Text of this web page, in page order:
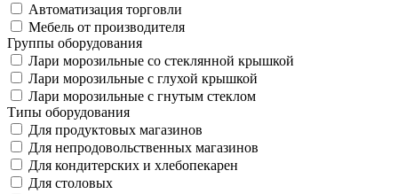
Автоматизация торговли
Мебель от производителя
Группы оборудования
Лари морозильные со стеклянной крышкой
Лари морозильные с глухой крышкой
Лари морозильные с гнутым стеклом
Типы оборудования
Для продуктовых магазинов
Для непродовольственных магазинов
Для кондитерских и хлебопекарен
Для столовых